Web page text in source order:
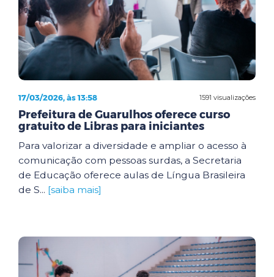
1591 visualizações
17/03/2026, às 13:58
Prefeitura de Guarulhos oferece curso
gratuito de Libras para iniciantes
Para valorizar a diversidade e ampliar o acesso à
comunicação com pessoas surdas, a Secretaria
de Educação oferece aulas de Língua Brasileira
de S... [saiba mais]